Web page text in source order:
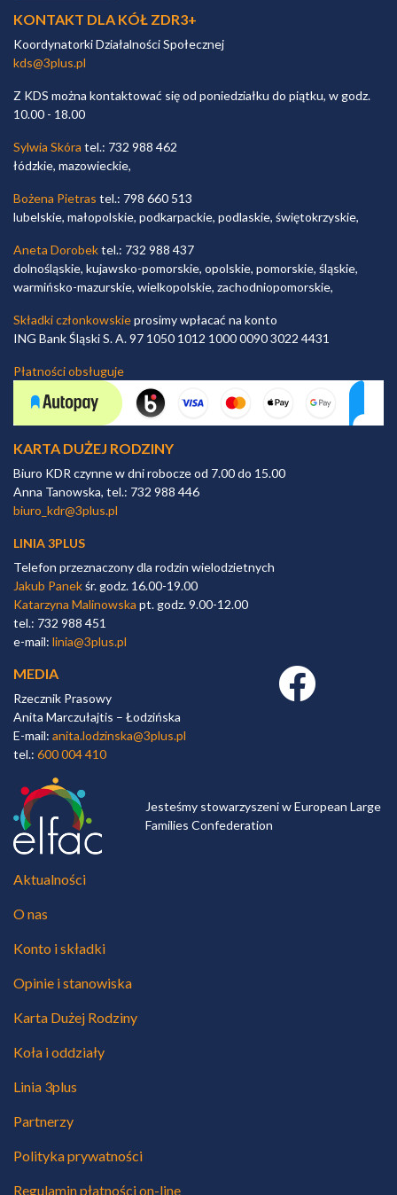
KONTAKT DLA KÓŁ ZDR3+
Koordynatorki Działalności Społecznej
kds@3plus.pl
Z KDS można kontaktować się od poniedziałku do piątku, w godz.
10.00 - 18.00
Sylwia Skóra tel.: 732 988 462
łódzkie, mazowieckie,
Bożena Pietras tel.: 798 660 513
lubelskie, małopolskie, podkarpackie, podlaskie, świętokrzyskie,
Aneta Dorobektel.: 732 988 437
dolnośląskie, kujawsko-pomorskie, opolskie, pomorskie, śląskie,
warmińsko-mazurskie, wielkopolskie, zachodniopomorskie,
Składki członkowskieprosimy wpłacać na konto
ING Bank Śląski S. A. 97 1050 1012 1000 0090 3022 4431
Płatności obsługuje
KARTA DUŻEJ RODZINY
Biuro KDR czynne w dni robocze od 7.00 do 15.00
Anna Tanowska, tel.: 732 988 446
biuro_kdr@3plus.pl
LINIA 3PLUS
Telefon przeznaczony dla rodzin wielodzietnych
Jakub Panekśr. godz. 16.00-19.00
Katarzyna Malinowska pt. godz. 9.00-12.00
tel.: 732 988 451
e-mail: linia@3plus.pl
MEDIA
Rzecznik Prasowy
Anita Marczułajtis – Łodzińska
E-mail: anita.lodzinska@3plus.pl
tel.: 600 004 410
Facebook link
Jesteśmy stowarzyszeni w European Large
Families Confederation
Aktualności
O nas
Konto i składki
Opinie i stanowiska
Karta Dużej Rodziny
Koła i oddziały
Linia 3plus
Partnerzy
Polityka prywatności
Regulamin płatności on-line